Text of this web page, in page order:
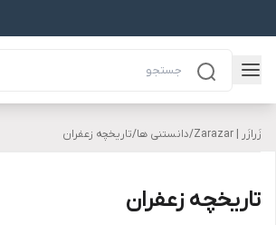
زَرازَر | Zarazar /دانستنی ها/تاریخچه زعفران
تاریخچه زعفران